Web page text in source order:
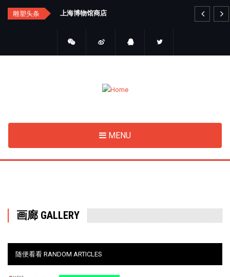
Skip
雕塑头条 上海博物馆商店
MENU
画廊 GALLERY
随便看看 RANDOM ARTICLES